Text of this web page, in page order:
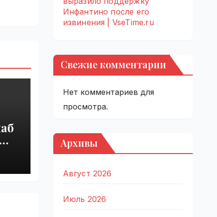
Инфантино после его
извинения | VseTime.ru
Свежие комментарии
Нет комментариев для
просмотра.
Архивы
Август 2026
Июль 2026